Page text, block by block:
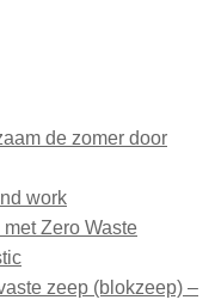
de zomer door
work
Zero Waste
zeep (blokzeep) –